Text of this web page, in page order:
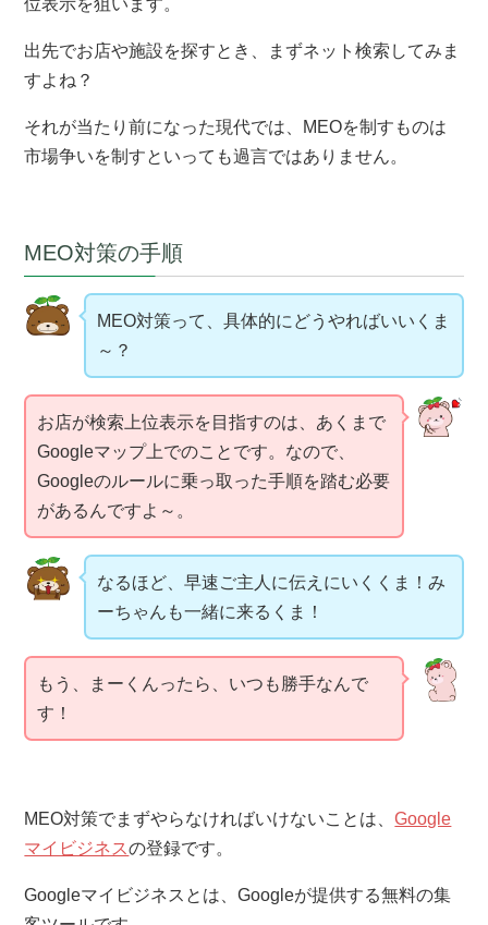
位表示を狙います。
出先でお店や施設を探すとき、まずネット検索してみま
すよね？
それが当たり前になった現代では、MEOを制すものは
市場争いを制すといっても過言ではありません。
MEO対策の手順
MEO対策って、具体的にどうやればいいくま
～？
お店が検索上位表示を目指すのは、あくまで
Googleマップ上でのことです。なので、
Googleのルールに乗っ取った手順を踏む必要
があるんですよ～。
なるほど、早速ご主人に伝えにいくくま！み
ーちゃんも一緒に来るくま！
もう、まーくんったら、いつも勝手なんで
す！
MEO対策でまずやらなければいけないことは、Google
マイビジネスの登録です。
Googleマイビジネスとは、Googleが提供する無料の集